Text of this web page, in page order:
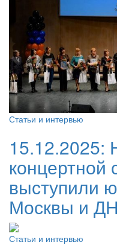
Статьи и интервью
15.12.2025:
концертной
выступили
Москвы и
Статьи и интервью